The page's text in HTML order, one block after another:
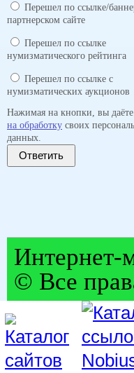
Перешел по ссылке/
партнерском сайте
Перешел по ссылке
нумизматического рейтинга
Перешел по ссылке с
нумизматических аукционов
Нажимая на кнопки, вы даёте
на обработку своих
данных.
Ответить
Интернет-
© Все